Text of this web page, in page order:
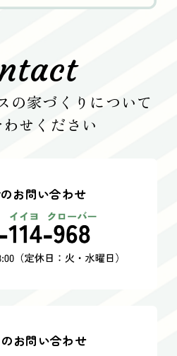
の家づくりについて
せください
お問い合わせ
お問い合わせ